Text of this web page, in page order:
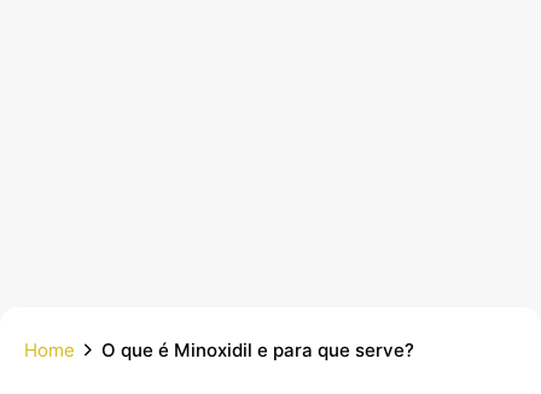
Home O que é Minoxidil e para que serve?